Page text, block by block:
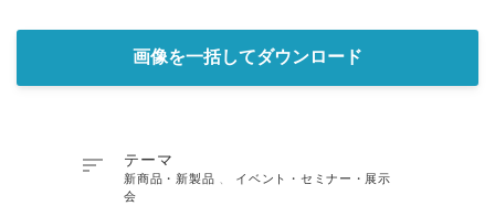
画像を一括してダウンロード
 テーマ
新商品・新製品
イベント・セミナー・展示
会